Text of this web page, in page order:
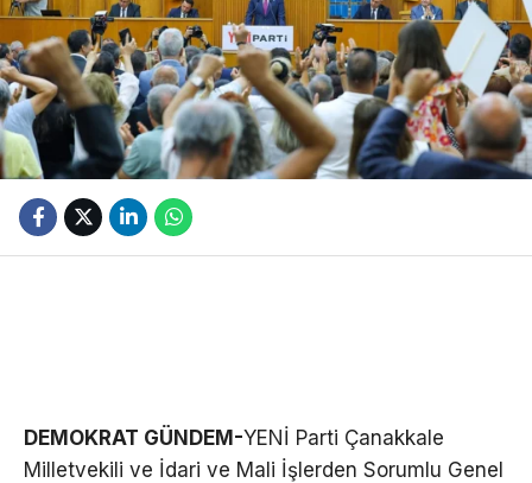
DEMOKRAT GÜNDEM-YENİ Parti Çanakkale
Milletvekili ve İdari ve Mali İşlerden Sorumlu Genel